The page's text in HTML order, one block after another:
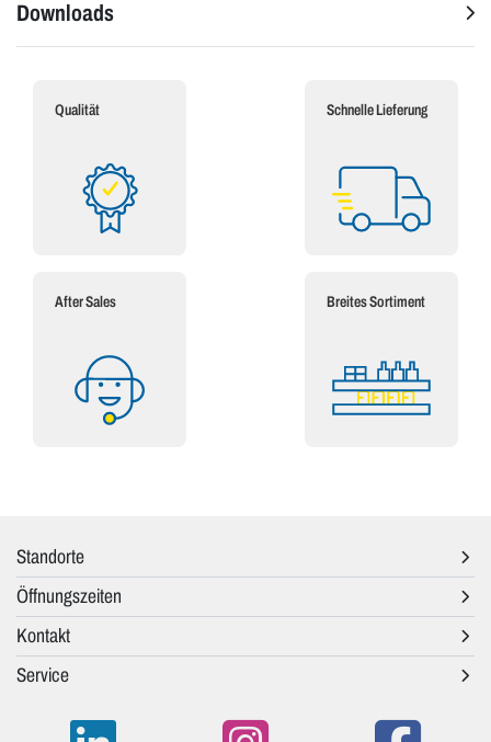
Downloads
Qualität Schnelle Lieferung
After Sales Breites Sortiment
Standorte
Öffnungszeiten
Kontakt
Service